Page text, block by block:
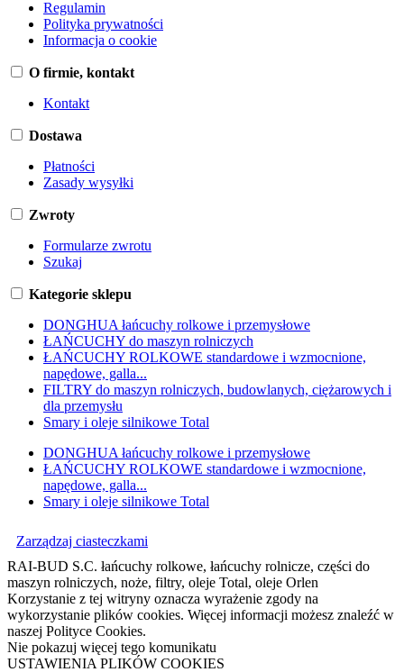
Regulamin
Polityka prywatności
Informacja o cookie
O firmie, kontakt
Kontakt
Dostawa
Płatności
Zasady wysyłki
Zwroty
Formularze zwrotu
Szukaj
Kategorie sklepu
DONGHUA łańcuchy rolkowe i przemysłowe
ŁAŃCUCHY do maszyn rolniczych
ŁAŃCUCHY ROLKOWE standardowe i wzmocnione,
napędowe, galla...
FILTRY do maszyn rolniczych, budowlanych, ciężarowych i
dla przemysłu
Smary i oleje silnikowe Total
DONGHUA łańcuchy rolkowe i przemysłowe
ŁAŃCUCHY ROLKOWE standardowe i wzmocnione,
napędowe, galla...
Smary i oleje silnikowe Total
Zarządzaj ciasteczkami
RAI-BUD S.C. łańcuchy rolkowe, łańcuchy rolnicze, części do
maszyn rolniczych, noże, filtry, oleje Total, oleje Orlen
Korzystanie z tej witryny oznacza wyrażenie zgody na
wykorzystanie plików cookies. Więcej informacji możesz znaleźć w
naszej Polityce Cookies.
Nie pokazuj więcej tego komunikatu
USTAWIENIA PLIKÓW COOKIES